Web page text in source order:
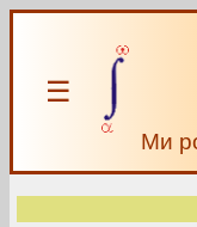
☰
Ми